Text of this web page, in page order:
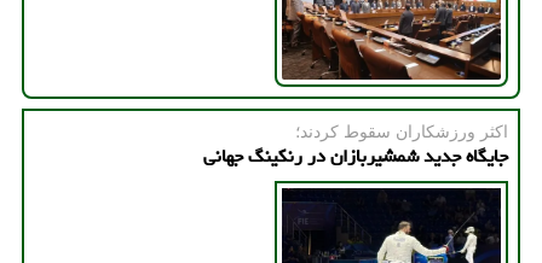
اكثر ورزشكاران سقوط كردند؛
جایگاه جدید شمشیربازان در رنکینگ جهانی